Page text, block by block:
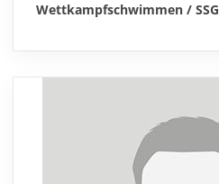
Wettkampfschwimmen / SSG